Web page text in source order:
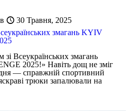
в
30 Травня, 2025
змагань KYIV
зі Всеукраїнських змагань
2025!» Навіть дощ не зміг
— справжній спортивний
трюки запалювали на